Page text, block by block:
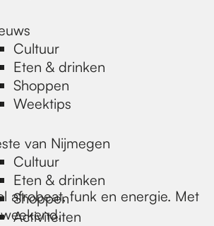
Cultuur
Eten & drinken
Shoppen
Weektips
van Nijmegen
Cultuur
Eten & drinken
Shoppen
Activiteiten
afrobeat, funk en energie. Met